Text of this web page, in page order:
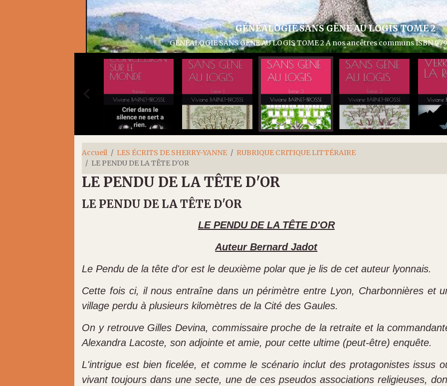
GÉNÉALOGIE SANS GÊNE AU LOGIS TOME 2
GÉNÉALOGIE SANS GÊNE AU LOGIS TOME 2 A nos ancêtres communs ISBN 979-8-37848-
Accueil LES ÉCRITS DE SHERRY-YANNE
RUBRIQUE CRITIQUE LITTÉRAIRE
LE PENDU DE LA TÊTE D'OR
LE PENDU DE LA TÊTE D'OR
LE PENDU DE LA TÊTE D'OR
LE PENDU DE LA TÊTE D'OR
Auteur Bernard Jadot
Le Pendu de la tête d'or est le deuxième polar que je lis de cet auteur lyonnais.
Cette fois ci, il nous entraîne dans un périmètre entre Lyon, Charbonnières et
village perdu à plusieurs kilomètres de la Cité des Gaules.
On y retrouve Gilles Devina, commissaire proche de la retraite et la
Alexandra Lacoste, son adjointe et amie, pour cette ultime (peut-être) enquête.
L'intrigue est bien ficelée, et comme le scénario inclut des protagonistes issus
vivant toujours dans une secte, une de ces pseudos associations religieuses,